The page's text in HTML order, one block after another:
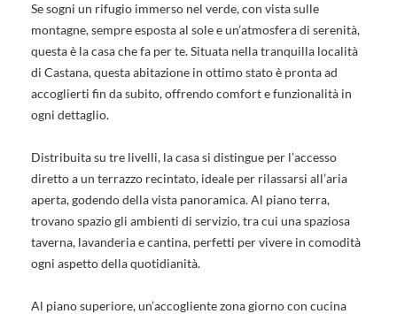
Se sogni un rifugio immerso nel verde, con vista sulle
montagne, sempre esposta al sole e un’atmosfera di serenità,
questa è la casa che fa per te. Situata nella tranquilla località
di Castana, questa abitazione in ottimo stato è pronta ad
accoglierti fin da subito, offrendo comfort e funzionalità in
ogni dettaglio.
Distribuita su tre livelli, la casa si distingue per l’accesso
diretto a un terrazzo recintato, ideale per rilassarsi all’aria
aperta, godendo della vista panoramica. Al piano terra,
trovano spazio gli ambienti di servizio, tra cui una spaziosa
taverna, lavanderia e cantina, perfetti per vivere in comodità
ogni aspetto della quotidianità.
Al piano superiore, un’accogliente zona giorno con cucina